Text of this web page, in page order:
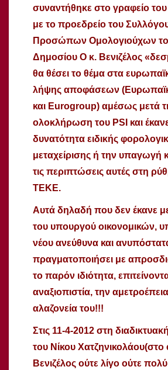
συναντήθηκε στο γραφείο
με το προεδρείο του
Προσώπων Ομολογιούχων
Δημοσίου Ο κ. Βενιζέλος
θα θέσει το θέμα στα
λήψης αποφάσεων
και Eurogroup) αμέσως μετά
ολοκλήρωση του PSI και
δυνατότητα ειδικής
μεταχείρισης ή την υπαγωγή
τις περιπτώσεις αυτές στη
ΤΕΚΕ.
Αυτά δηλαδή που δεν έκανε με
του υπουργού οικονομικών,
νέου ανεύθυνα και
πραγματοποιήσει με
το παρόν ιδιότητα,
αναξιοπιστία, την
αλαζονεία του!!!
Στις 11-4-2012 στη
του Νίκου
Βενιζέλος ούτε λίγο ούτε